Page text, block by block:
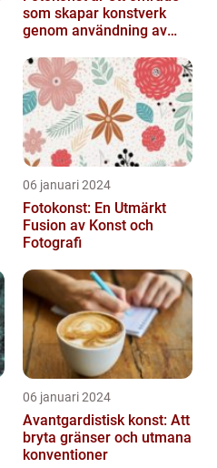
som skapar konstverk
genom användning av
06 januari 2024
Fotokonst: En Utmärkt
Fusion av Konst och
Fotografi
06 januari 2024
Avantgardistisk konst: Att
bryta gränser och utmana
konventioner